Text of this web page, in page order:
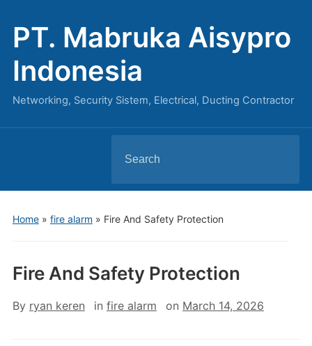
PT. Mabruka Aisypro
Indonesia
Networking, Security Sistem, Electrical, Ducting Contractor
for:
Home» fire alarm » Fire And Safety Protection
Fire And Safety Protection
By ryan keren in fire alarm on March 14, 2026